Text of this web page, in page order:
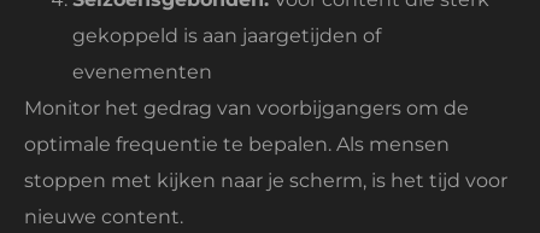
gekoppeld is aan jaargetijden of
evenementen
Monitor het gedrag van voorbijgangers om de
optimale frequentie te bepalen. Als mensen
stoppen met kijken naar je scherm, is het tijd voor
nieuwe content.